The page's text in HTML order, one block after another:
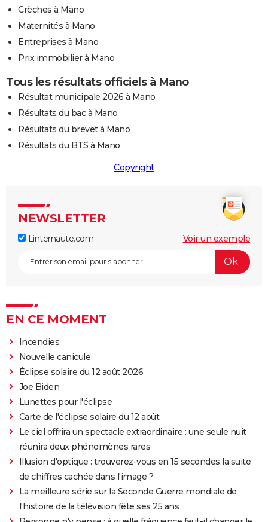
Crèches à Mano
Maternités à Mano
Entreprises à Mano
Prix immobilier à Mano
Tous les résultats officiels à Mano
Résultat municipale 2026 à Mano
Résultats du bac à Mano
Résultats du brevet à Mano
Résultats du BTS à Mano
Copyright
NEWSLETTER
Linternaute.com Voir un exemple
EN CE MOMENT
Incendies
Nouvelle canicule
Éclipse solaire du 12 août 2026
Joe Biden
Lunettes pour l'éclipse
Carte de l'éclipse solaire du 12 août
Le ciel offrira un spectacle extraordinaire : une seule nuit
réunira deux phénomènes rares
Illusion d'optique : trouverez-vous en 15 secondes la suite
de chiffres cachée dans l'image ?
La meilleure série sur la Seconde Guerre mondiale de
l'histoire de la télévision fête ses 25 ans